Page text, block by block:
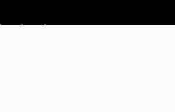
TAKİP EDİN